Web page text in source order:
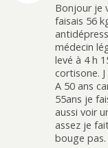
Bonjour je
faisais 56
médecin
levé à 4 h
cortisone.
A 50 ans
55ans je
aussi voir
assez je
bouge